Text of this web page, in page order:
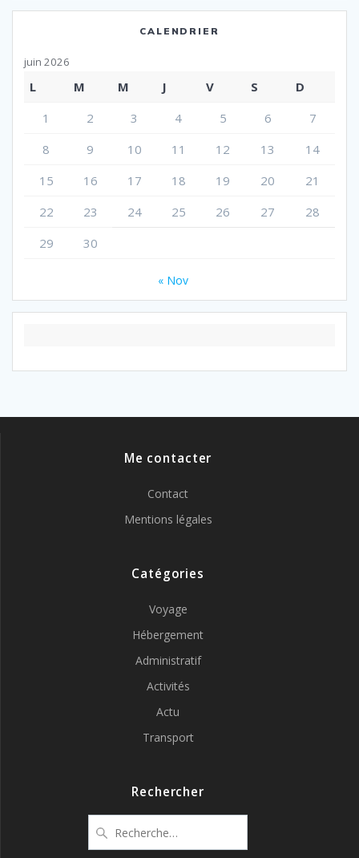
CALENDRIER
juin 2026
L M M J V S
D
1
2 3 4 5 6
7
8
9 10 11 12 13
14
15
16 17 18 19 20
21
22
23 24 25 26 27
28
29
30
« Nov
Me contacter
Contact
Mentions légales
Catégories
Voyage
Hébergement
Administratif
Activités
Actu
Transport
Rechercher
pour